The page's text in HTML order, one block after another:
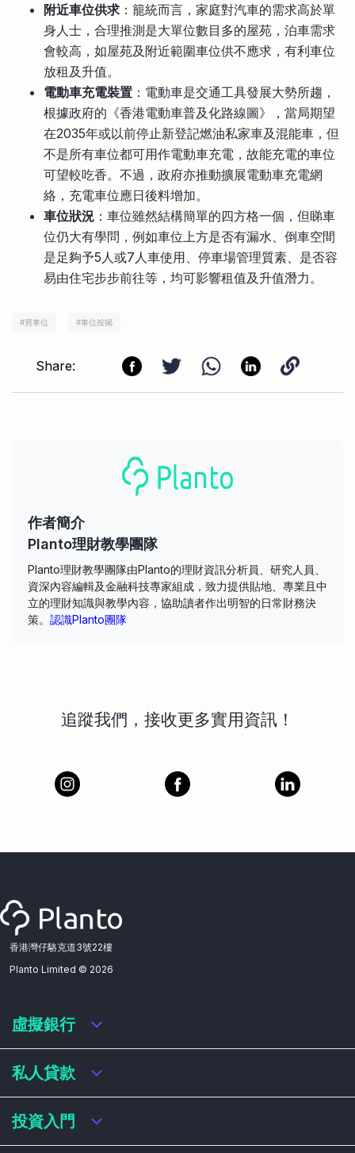
附近車位供求 ：籠統而言，家庭對汽車的需求高於單
身人士，合理推測是大單位數目多的屋苑，泊車需求
會較高，如屋苑及附近範圍車位供不應求，有利車位
放租及升值。
電動車充電裝置 ：電動車是交通工具發展大勢所趨，
根據政府的《香港電動車普及化路線圖》，當局期望
在2035年或以前停止新登記燃油私家車及混能車，但
不是所有車位都可用作電動車充電，故能充電的車位
可望較吃香。不過，政府亦推動擴展電動車充電網
絡，充電車位應日後料增加。
車位狀況 ：車位雖然結構簡單的四方格一個，但睇車
位仍大有學問，例如車位上方是否有漏水、倒車空間
是足夠予5人或7人車使用、停車場管理質素、是否容
易由住宅步步前往等，均可影響租值及升值潛力。
#買車位 #車位按揭
Share:
作者簡介
Planto理財教學團隊
Planto理財教學團隊由Planto的理財資訊分析員、研究人員、
資深內容編輯及金融科技專家組成，致力提供貼地、專業且中
立的理財知識與教學內容，協助讀者作出明智的日常財務決
策。 認識Planto團隊
追蹤我們，接收更多實用資訊！
香港灣仔駱克道3號22樓
Planto Limited © 2026
虛擬銀行
虛擬銀行迎新優惠
虛擬銀行存款利率比較
虛擬銀行銀扣賬卡 / 信用卡
虛擬銀行貸款
私人貸款
私人貸款年利率比較
網上即批貸款
投資入門